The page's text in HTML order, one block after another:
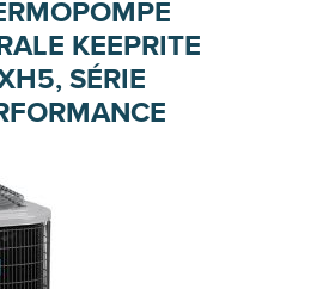
KEEPRITE
SÉRIE